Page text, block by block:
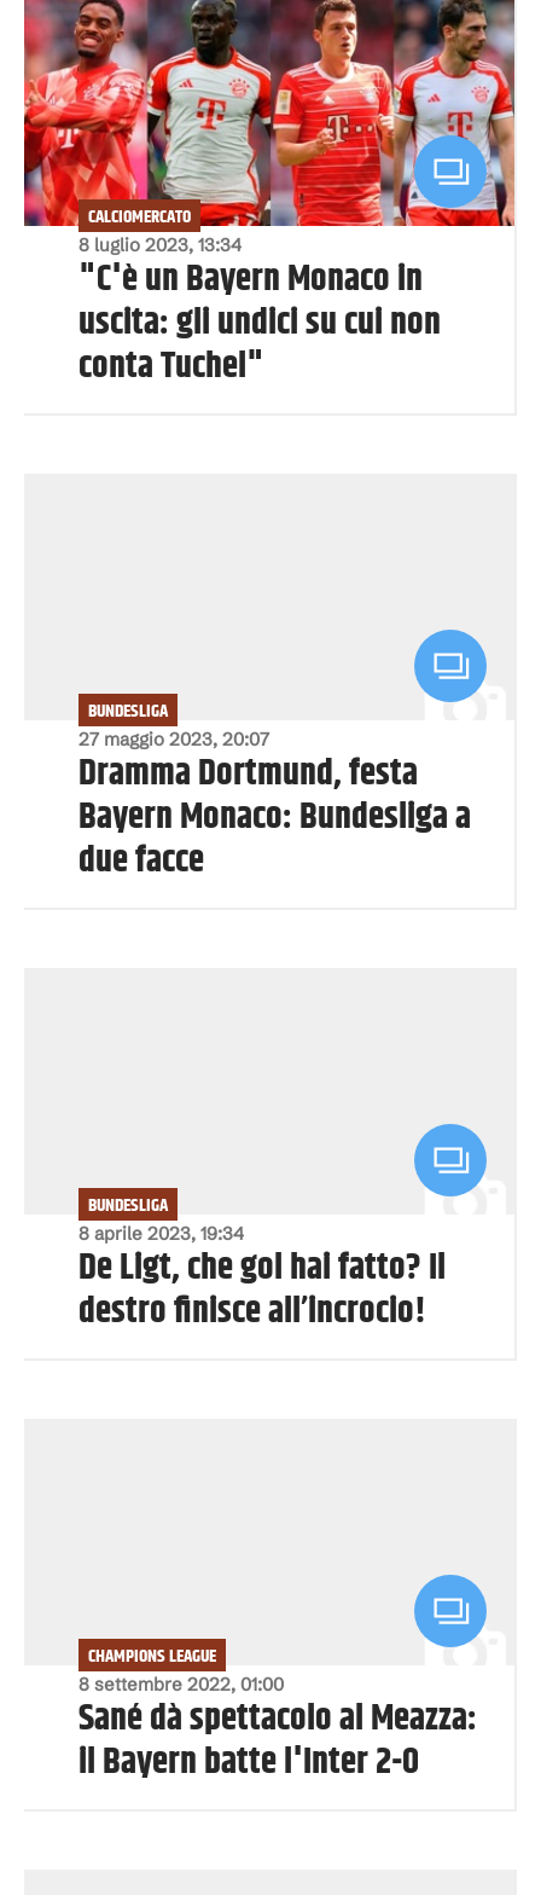
8 luglio 2023, 13:34
CALCIOMERCATO
"C'è un Bayern Monaco in
uscita: gli undici su cui non
conta Tuchel"
27 maggio 2023, 20:07
BUNDESLIGA
Dramma Dortmund, festa
Bayern Monaco: Bundesliga a
due facce
8 aprile 2023, 19:34
BUNDESLIGA
De Ligt, che gol hai fatto? Il
destro finisce all’incrocio!
8 settembre 2022, 01:00
CHAMPIONS LEAGUE
Sané dà spettacolo al Meazza:
il Bayern batte l'Inter 2-0